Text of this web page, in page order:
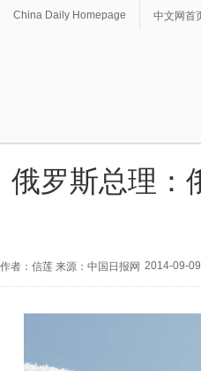
China Daily Homepage 中文网首
俄罗斯总理：
作者：信莲 来源：中国日报网 2014-09-